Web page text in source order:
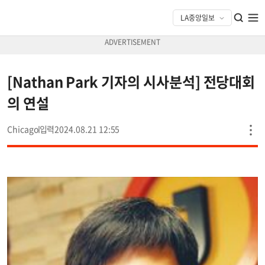
[Nathan Park 기자의 시사분석] 전당대회
의 연설
Chicago 2024.08.21 12:55